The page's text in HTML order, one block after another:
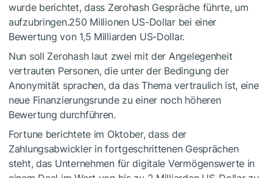
wurde berichtet, dass Zerohash Gespräche führte, um
aufzubringen.250 Millionen US-Dollar bei einer
Bewertung von 1,5 Milliarden US-Dollar.
Nun soll Zerohash laut zwei mit der Angelegenheit
vertrauten Personen, die unter der Bedingung der
Anonymität sprachen, da das Thema vertraulich ist, eine
neue Finanzierungsrunde zu einer noch höheren
Bewertung durchführen.
Fortune berichtete im Oktober, dass der
Zahlungsabwickler in fortgeschrittenen Gesprächen
steht, das Unternehmen für digitale Vermögenswerte in